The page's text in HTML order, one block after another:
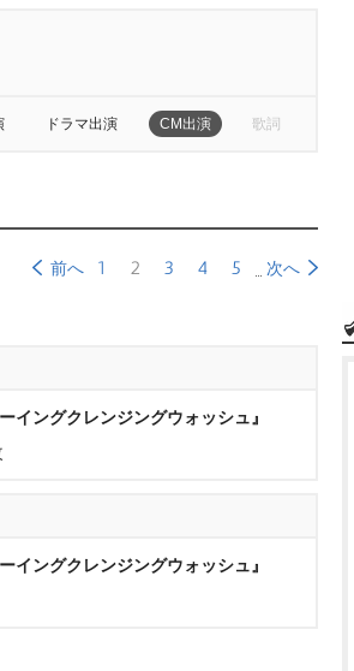
ドラマ出演 CM出演 歌詞
前へ 1 2 3 4 5 次へ
イングクレンジングウォッシュ』
イングクレンジングウォッシュ』